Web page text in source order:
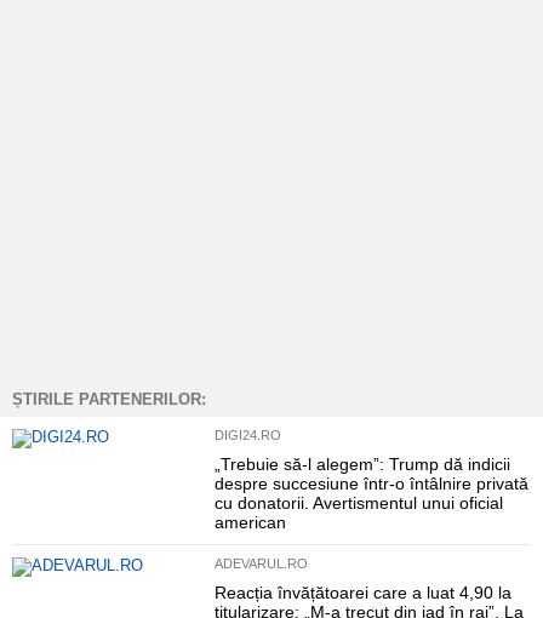
ȘTIRILE PARTENERILOR:
DIGI24.RO
„Trebuie să-l alegem”: Trump dă indicii
despre succesiune într-o întâlnire privată
cu donatorii. Avertismentul unui oficial
american
ADEVARUL.RO
Reacția învățătoarei care a luat 4,90 la
titularizare: „M-a trecut din iad în rai”. La